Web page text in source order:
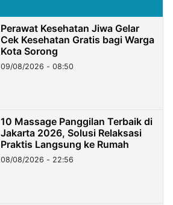
Perawat Kesehatan Jiwa Gelar
Cek Kesehatan Gratis bagi Warga
Kota Sorong
09/08/2026 - 08:50
10 Massage Panggilan Terbaik di
Jakarta 2026, Solusi Relaksasi
Praktis Langsung ke Rumah
08/08/2026 - 22:56